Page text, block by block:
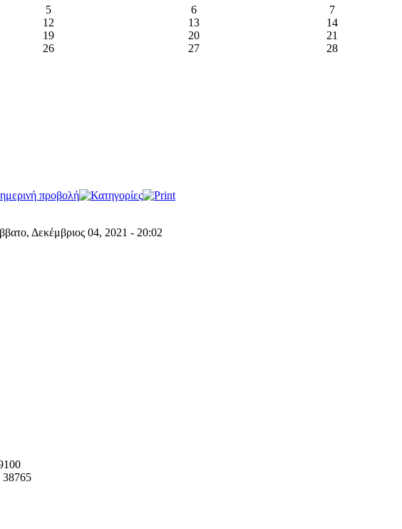
5 6
7
12 13
14
19 20
21
26 27
28
Δεκέμβριος 04, 2021 - 20:02